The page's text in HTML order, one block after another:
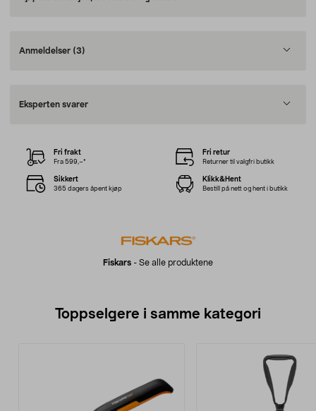
Anmeldelser (3)
Eksperten svarer
Fiskars - Se alle produktene
Fri frakt
Fra 599,–*
Fri retur
Returner til valgfri butikk
Sikkert
365 dagers åpent kjøp
Klikk&Hent
Bestill på nett og hent i butikk
Toppselgere i samme kategori